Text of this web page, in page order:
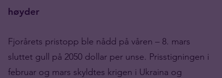
høyder
Fjorårets pristopp ble nådd på våren – 8. mars
sluttet gull på 2050 dollar per unse. Prisstigningen i
februar og mars skyldtes krigen i Ukraina og